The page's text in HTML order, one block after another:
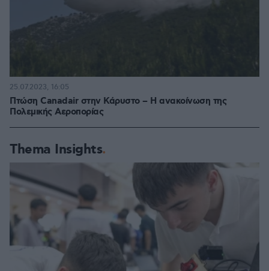
Πτώση Canadair στην Κάρυστο – Η ανακοίνωση της
Πολεμικής Αεροπορίας
25.07.2023, 16:05
Thema Insights